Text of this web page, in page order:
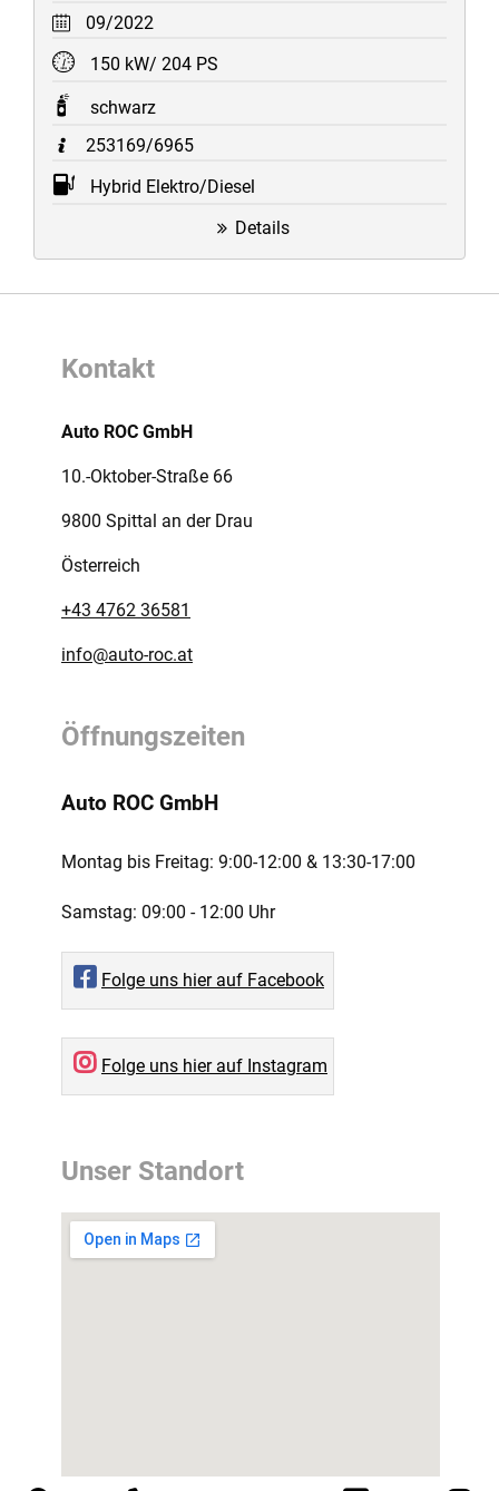
09/2022
150 kW/ 204 PS
schwarz
253169/6965
Hybrid Elektro/Diesel
Details
Kontakt
Auto ROC GmbH
10.-Oktober-Straße 66
9800 Spittal an der Drau
Österreich
+43 4762 36581
info@auto-roc.at
Öffnungszeiten
Auto ROC GmbH
Montag bis Freitag: 9:00-12:00 ­& 13:30-17:00
Samstag: 09:00 - 12:00 Uhr
Folge uns hier auf Facebook
Folge uns hier auf Instagram
Unser Standort